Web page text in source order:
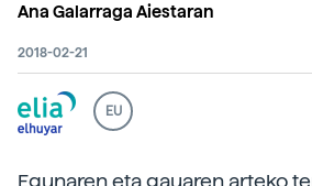
Ana Galarraga Aiestaran
2018-02-21
EU